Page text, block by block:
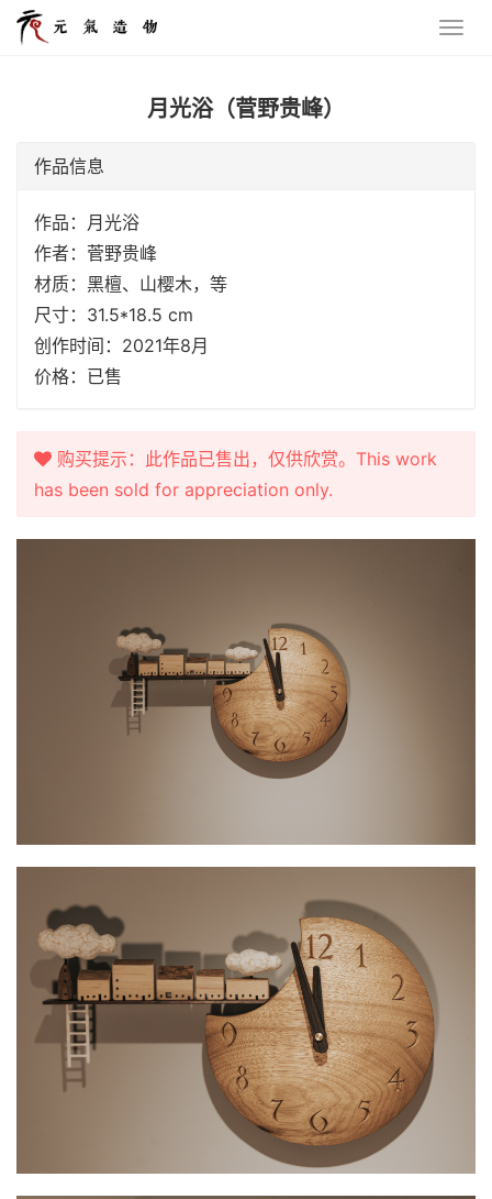
月光浴（菅野贵峰）
作品信息
作品：月光浴
作者：菅野贵峰
材质：黑檀、山樱木，等
尺寸：31.5*18.5 cm
创作时间：2021年8月
价格：已售
购买提示：此作品已售出，仅供欣赏。This work
has been sold for appreciation only.